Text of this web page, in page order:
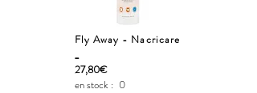
Fly Away - Nacricare
_
27,80€
en stock : 0